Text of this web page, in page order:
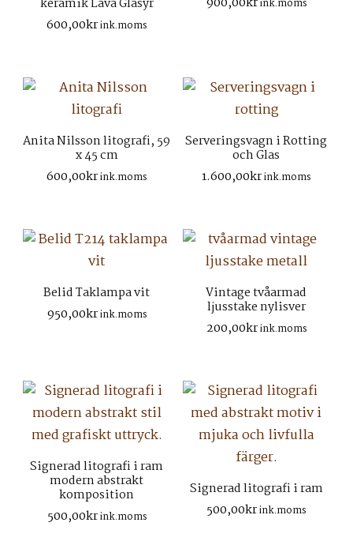
keramik Lava Glasyr
600,00krink.moms
ink.moms
Anita Nilsson litografi, 59
x 45 cm
600,00krink.moms
Serveringsvagn i Rotting
och Glas
1.600,00krink.moms
Belid Taklampa vit
950,00krink.moms
Vintage tvåarmad
ljusstake nylisver
200,00krink.moms
Signerad litografi i ram
modern abstrakt
komposition
500,00krink.moms
Signerad litografi i ram
500,00krink.moms